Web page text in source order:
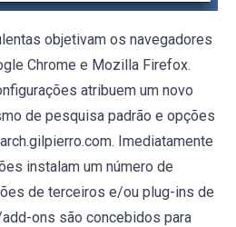
objetivam os navegadores
Chrome e Mozilla Firefox.
atribuem um novo
de pesquisa padrão e opções
Imediatamente
instalam um número de
de terceiros e/ou plug-ins de
ons são concebidos para